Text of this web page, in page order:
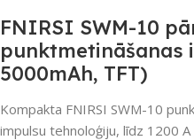
FNIRSI SWM-10
punktmetināšanas
5000mAh, TFT)
Kompakta FNIRSI SWM-10
impulsu tehnoloģiju, līdz 1200